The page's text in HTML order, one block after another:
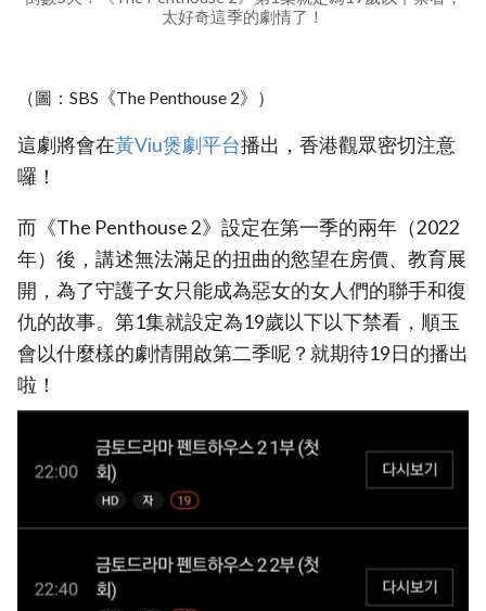
太好奇這季的劇情了！
（圖：SBS《The Penthouse 2》）
這劇將會在黃Viu煲劇平台播出，香港觀眾密切注意
囉！
而《The Penthouse 2》設定在第一季的兩年（2022
年）後，講述無法滿足的扭曲的慾望在房價、教育展
開，為了守護子女只能成為惡女的女人們的聯手和復
仇的故事。第1集就設定為19歲以下以下禁看，順玉
會以什麼樣的劇情開啟第二季呢？就期待19日的播出
啦！